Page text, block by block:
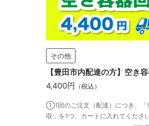
その他
【豊田市内配達の方】空き
4,400円 （税込）
①1回のご注文（配達）につき、「
収」を1つ、カートに入れてくださ